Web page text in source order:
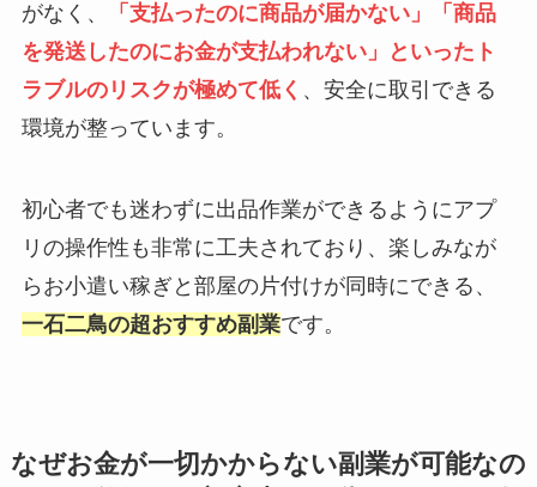
がなく、
「支払ったのに商品が届かない」「商品
を発送したのにお金が支払われない」といったト
ラブルのリスクが極めて低く 、安全に取引できる
環境が整っています。
初心者でも迷わずに出品作業ができるようにアプ
リの操作性も非常に工夫されており、楽しみなが
らお小遣い稼ぎと部屋の片付けが同時にできる、
一石二鳥の超おすすめ副業です。
なぜお金が一切かからない副業が可能なの